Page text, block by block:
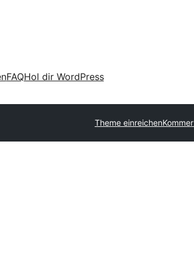
FAQHol dir WordPress
Theme einreichen